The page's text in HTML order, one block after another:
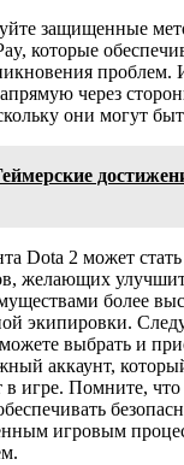
защищенные
которые
проблем.
через
они могут
Dota 2 может
желающих
более
экипировки.
выбрать и
аккаунт,
в игре. Помните,
игровым